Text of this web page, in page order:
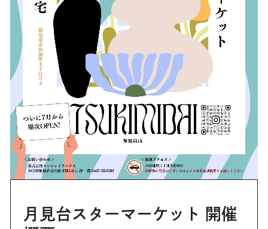
月見台スターマーケット 開催